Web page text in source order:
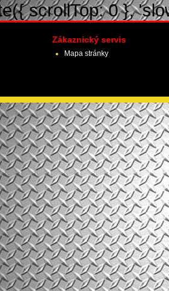
scrollTop: 0 },
Zákaznický servis
Mapa stránky